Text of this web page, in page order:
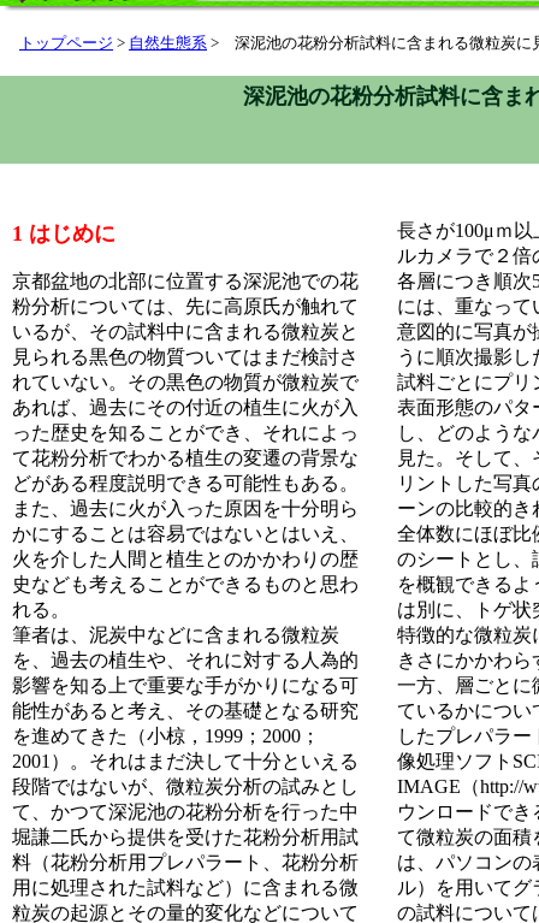
トップページ > 自然生態系 > 深泥池の花粉分析試料に含まれる微粒炭に
深泥池の花粉分析試料に含ま
1 はじめに
京都盆地の北部に位置する深泥池での花
粉分析については、先に高原氏が触れて
いるが、その試料中に含まれる微粒炭と
見られる黒色の物質ついてはまだ検討さ
れていない。その黒色の物質が微粒炭で
あれば、過去にその付近の植生に火が入
った歴史を知ることができ、それによっ
て花粉分析でわかる植生の変遷の背景な
どがある程度説明できる可能性もある。
また、過去に火が入った原因を十分明ら
かにすることは容易ではないとはいえ、
火を介した人間と植生とのかかわりの歴
史なども考えることができるものと思わ
れる。
筆者は、泥炭中などに含まれる微粒炭
を、過去の植生や、それに対する人為的
影響を知る上で重要な手がかりになる可
能性があると考え、その基礎となる研究
を進めてきた（小椋，1999；2000；
2001）。それはまだ決して十分といえる
段階ではないが、微粒炭分析の試みとし
て、かつて深泥池の花粉分析を行った中
堀謙二氏から提供を受けた花粉分析用試
料（花粉分析用プレパラート、花粉分析
用に処理された試料など）に含まれる微
粒炭の起源とその量的変化などについて
長さが100μｍ
ルカメラで２
各層につき順次
には、重なって
意図的に写真が
うに順次撮影
試料ごとにプリ
表面形態のパタ
し、どのよう
見た。そして
リントした写
ーンの比較的き
全体数にほぼ比
のシートとし、
を概観できる
は別に、トゲ状
特徴的な微粒炭
きさにかかわら
一方、層ごとに
ているかについ
したプレパラ
像処理ソフト
IMAGE（http://
ウンロードで
て微粒炭の面積
は、パソコンの
ル）を用いて
の試料について